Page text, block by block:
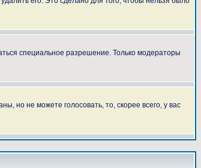
специальное разрешение. Только модераторы
но не можете голосовать, то, скорее всего, у вас